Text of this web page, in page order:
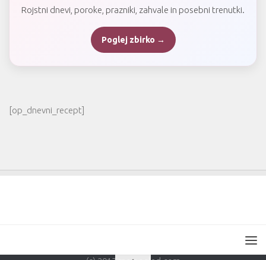
Rojstni dnevi, poroke, prazniki, zahvale in posebni trenutki.
Poglej zbirko →
[op_dnevni_recept]